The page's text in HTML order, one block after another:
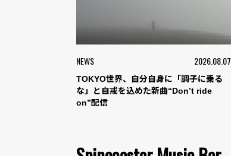
NEWS 2026.08.07
TOKYO世界、自分自身に「調子に乗る
な」と自戒を込めた新曲“Don’t ride
on”配信